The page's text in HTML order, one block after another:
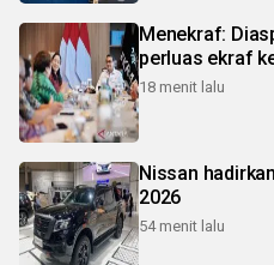
Menekraf:
perluas ekraf
18 menit lalu
Nissan
2026
54 menit lalu